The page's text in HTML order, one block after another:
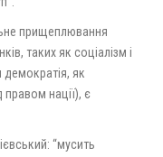
прищеплювання
таких як соціалізм і
демократія, як
нації), є
“мусить